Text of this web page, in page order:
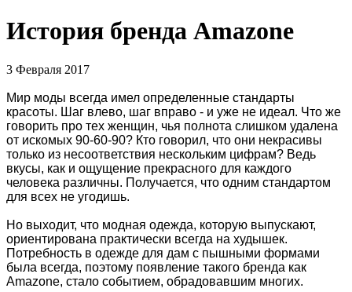
История бренда Amazone
3 Февраля 2017
Мир моды всегда имел определенные стандарты
красоты. Шаг влево, шаг вправо - и уже не идеал. Что же
говорить про тех женщин, чья полнота слишком удалена
от искомых 90-60-90? Кто говорил, что они некрасивы
только из несоответствия нескольким цифрам? Ведь
вкусы, как и ощущение прекрасного для каждого
человека различны. Получается, что одним стандартом
для всех не угодишь.
Но выходит, что модная одежда, которую выпускают,
ориентирована практически всегда на худышек.
Потребность в одежде для дам с пышными формами
была всегда, поэтому появление такого бренда как
Amazone, стало событием, обрадовавшим многих.